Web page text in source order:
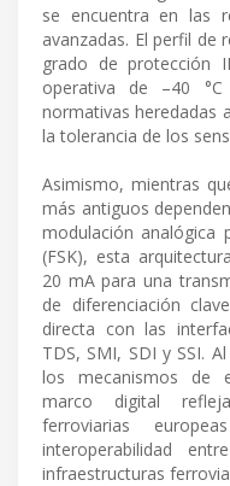
se encuentra en las
avanzadas. El perfil de
grado de protección
operativa de –40
normativas heredadas
la tolerancia de los
Asimismo, mientras
más antiguos
modulación analógica
(FSK), esta
20 mA para una
de diferenciación
directa con las
TDS, SMI, SDI y SSI.
los mecanismos de
marco digital
ferroviarias
interoperabilidad
infraestructuras